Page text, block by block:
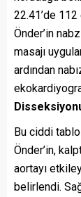
22.41’de 112
Önder’in
masajı
ardından
Bu ciddi
Önder’in,
aortayı
belirlendi.